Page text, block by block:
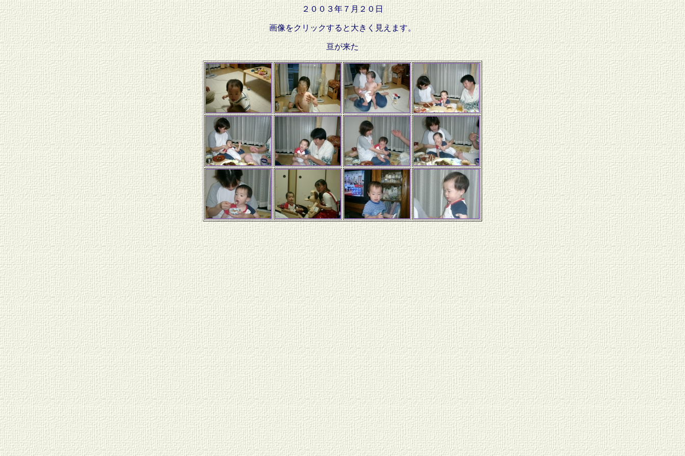
２００３年７月２０日
画像をクリックすると大きく見えます。
亘が来た